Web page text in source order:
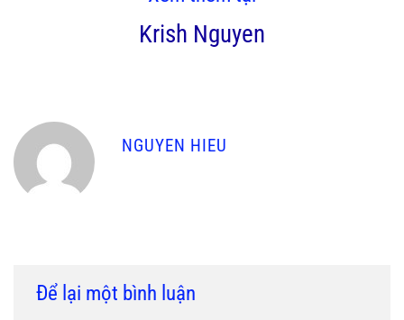
Krish Nguyen
NGUYEN HIEU
Để lại một bình luận